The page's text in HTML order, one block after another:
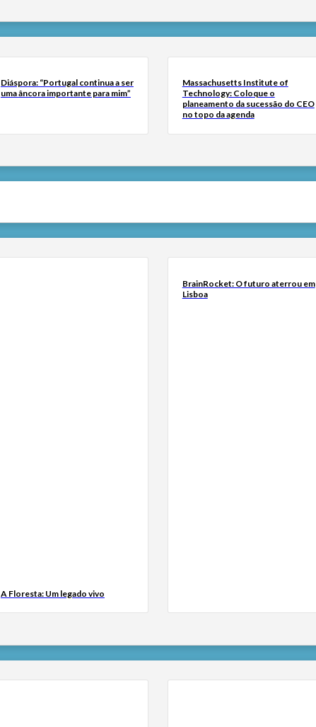
Diáspora: “Portugal continua a ser
uma âncora importante para mim”
Massachusetts Institute of
Technology: Coloque o
planeamento da sucessão do CEO
no topo da agenda
A Floresta: Um legado vivo
BrainRocket: O futuro aterrou em
Lisboa